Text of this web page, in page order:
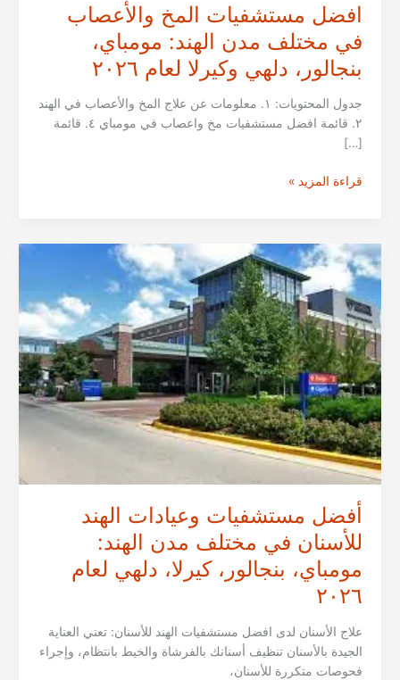
افضل مستشفيات المخ والأعصاب
في مختلف مدن الهند: مومباي،
بنجالور، دلهي وكيرلا لعام ٢٠٢٦
جدول المحتويات: ١. معلومات عن علاج المخ والأعصاب في الهند
٢. قائمة افضل مستشفيات مخ واعصاب في مومباي ٤. قائمة
[…]
افضل
في
مختلف
مدن
الهند:
مومباي،
بنجالور،
دلهي
وكيرلا
لعام
٢٠٢٦
قراءة المزيد »
أفضل مستشفيات وعيادات الهند
للأسنان في مختلف مدن الهند:
مومباي، بنجالور، كيرلا، دلهي لعام
٢٠٢٦
علاج الأسنان لدى افضل مستشفيات الهند للأسنان: تعني العناية
الجيدة بالأسنان تنظيف أسنانك بالفرشاة والخيط بانتظام، وإجراء
فحوصات متكررة للأسنان،